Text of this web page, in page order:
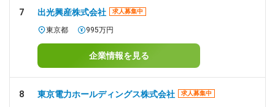
7 出光興産株式会社 求人募集中
東京都 995万円
企業情報を見る
8 東京電力ホールディングス株式会社 求人募集中